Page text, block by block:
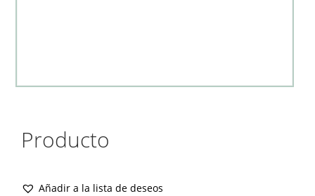
Producto
Añadir a la lista de deseos